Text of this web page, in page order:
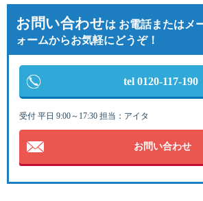
お問い合わせは お電話またはメ
ォームからお気軽にどうぞ！
tel 0120-117-190
受付 平日 9:00～17:30 担当：アイタ
お問い合わせ